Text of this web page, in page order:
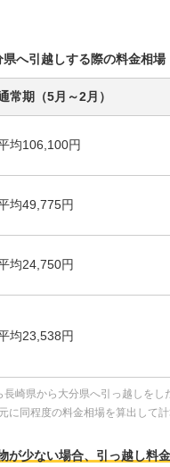
へ引越しする際の料金相場
常期（5月～2月）
均106,100円
均49,775円
均24,750円
均23,538円
崎県から大分県へ引っ越しをし
同程度の料金相場を算出して計
が少ない場合、引っ越し料